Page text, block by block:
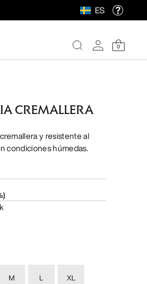
ES
0
CREMALLERA
y resistente al
condiciones húmedas.
M L XL